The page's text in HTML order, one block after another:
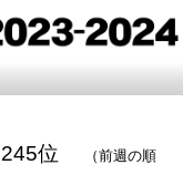
位
（前週の順